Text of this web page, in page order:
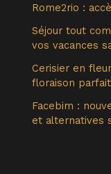
Rome2rio :
Séjour tout
vos vacances
Cerisier en
floraison
Facebim :
et alternatives